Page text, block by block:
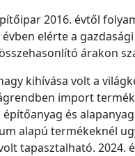
2016. évtől
elérte a
árakon
kihívása volt a
import
építőanyag és
alapú termékeknél
tapasztalható. 2024.